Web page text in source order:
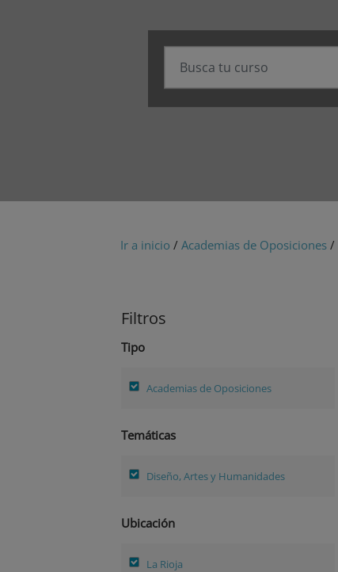
Ir a inicio / Academias de Oposiciones /
Filtros
Tipo
Academias de Oposiciones
Temáticas
Diseño, Artes y Humanidades
Ubicación
La Rioja